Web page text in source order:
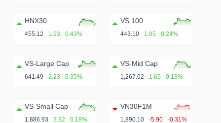
HNX30
455.12 1.93 0.43%
VS 100
443.10 1.05 0.24%
VS-Large Cap
641.49 2.23 0.35%
VS-Mid Cap
1,267.02 1.65 0.13%
VS-Small Cap
1,886.93 3.32 0.18%
VN30F1M
1,890.10 -5.90 -0.31%